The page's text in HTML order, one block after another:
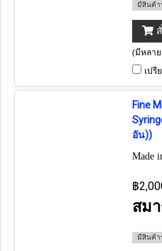
มีสินค้า
(มีหลา
เปรี
Fine
อัน))
Made
฿
สม
มีสินค้า